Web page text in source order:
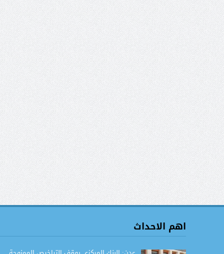
اهم الاحداث